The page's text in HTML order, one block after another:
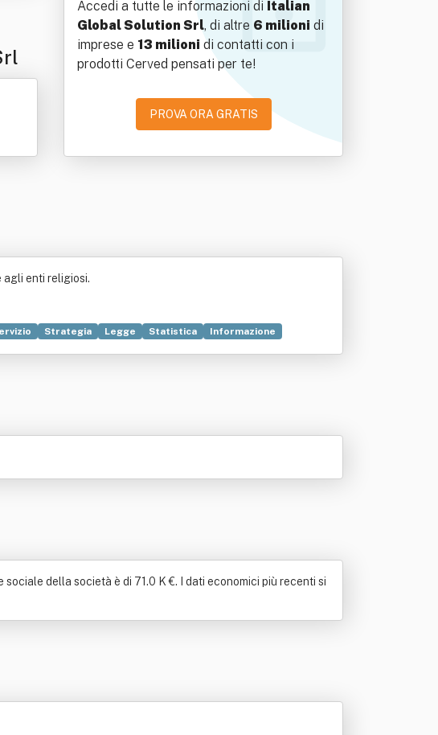
Accedi a tutte le informazioni di Italian
Global Solution Srl, di altre 6 milioni di
imprese e 13 milioni di contatti con i
prodotti Cerved pensati per te!
PROVA ORA GRATIS
agli enti religiosi.
Strategia Legge Statistica
Informazione
della società è di 71.0 K €. I dati economici più recenti si